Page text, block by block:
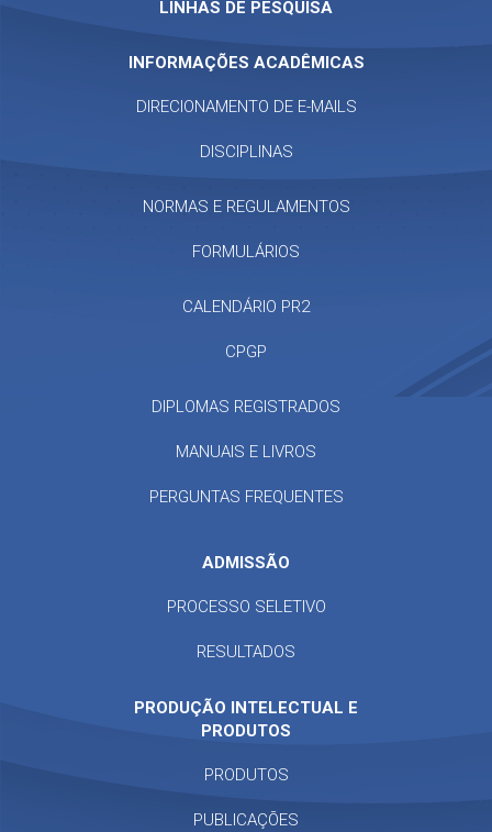
LINHAS DE PESQUISA
INFORMAÇÕES ACADÊMICAS
DIRECIONAMENTO DE E-MAILS
DISCIPLINAS
NORMAS E REGULAMENTOS
FORMULÁRIOS
CALENDÁRIO PR2
CPGP
DIPLOMAS REGISTRADOS
MANUAIS E LIVROS
PERGUNTAS FREQUENTES
ADMISSÃO
PROCESSO SELETIVO
RESULTADOS
PRODUÇÃO INTELECTUAL E
PRODUTOS
PRODUTOS
PUBLICAÇÕES